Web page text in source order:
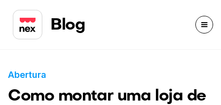
Blog
Abertura
Como montar uma loja de